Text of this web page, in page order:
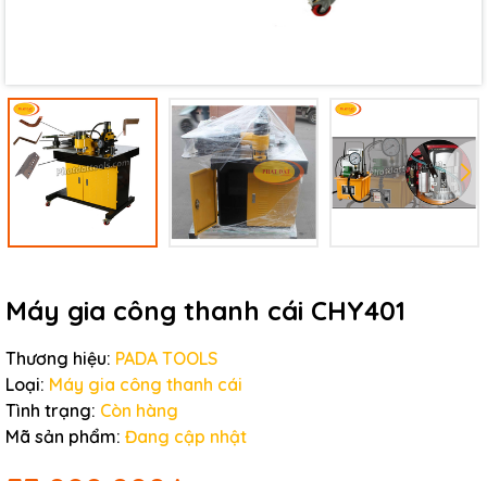
Máy gia công thanh cái CHY401
Thương hiệu: PADA TOOLS
Loại: Máy gia công thanh cái
Tình trạng: Còn hàng
Mã sản phẩm: Đang cập nhật
Ngày hết hạn:
Điều kiện: